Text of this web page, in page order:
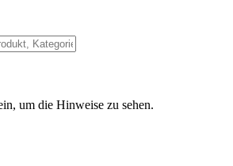
um die Hinweise zu sehen.